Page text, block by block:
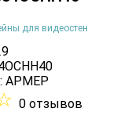
для видеостен
АРМЕР
0 отзывов